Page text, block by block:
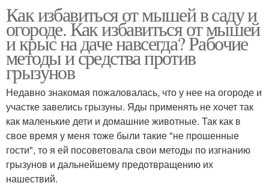
Как избавиться от мышей в саду и
огороде. Как избавиться от мышей
и крыс на даче навсегда? Рабочие
методы и средства против
грызунов
Недавно знакомая пожаловалась, что у нее на огороде и
участке завелись грызуны. Яды применять не хочет так
как маленькие дети и домашние животные. Так как в
свое время у меня тоже были такие "не прошенные
гости", то я ей посоветовала свои методы по изгнанию
грызунов и дальнейшему предотвращению их
нашествий.